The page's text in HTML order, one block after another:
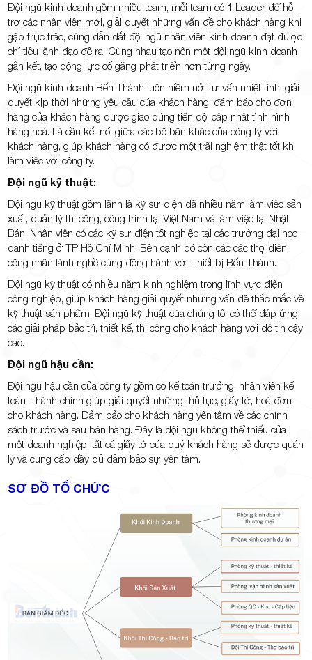
Đội ngũ kinh doanh gồm nhiều team, mỗi team có 1 Leader để hỗ
trợ các nhân viên mới, giải quyết những vấn đề cho khách hàng khi
gặp trục trặc, cùng dẫn dắt đội ngũ nhân viên kinh doanh đạt được
chỉ tiêu lãnh đạo đề ra. Cùng nhau tạo nên một đội ngũ kinh doanh
gắn kết, tạo động lực cố gắng phát triển hơn từng ngày.
Đội ngũ kinh doanh Bến Thành luôn niềm nở, tư vấn nhiệt tình, giải
quyết kịp thời những yêu cầu của khách hàng, đảm bảo cho đơn
hàng của khách hàng được giao đúng tiến độ, cập nhật tình hình
hàng hoá. Là cầu kết nối giữa các bộ bận khác của công ty với
khách hàng, giúp khách hàng có được một trãi nghiệm thật tốt khi
làm việc với công ty.
Đội ngũ kỹ thuật:
Đội ngũ kỹ thuật gồm lãnh là kỹ sư điện đã nhiều năm làm việc sản
xuất, quản lý thi công, công trình tại Việt Nam và làm việc tại Nhật
Bản. Nhân viên có các kỹ sư điện tốt nghiệp tại các trường đại học
danh tiếng ở TP Hồ Chí Minh. Bên cạnh đó còn các các thợ điện,
công nhân lành nghề cùng đồng hành với Thiết bị Bến Thành.
Đội ngũ kỹ thuật có nhiều năm kinh nghiệm trong lĩnh vực điện
công nghiệp, giúp khách hàng giải quyết những vấn đề thắc mắc về
kỹ thuật sản phẩm. Đội ngũ kỹ thuật của chúng tôi có thể đáp ứng
các giải pháp bảo trì, thiết kế, thi công cho khách hàng với độ tin cậy
cao.
Đội ngũ hậu cần:
Đội ngũ hậu cần của công ty gồm có kế toán trưởng, nhân viên kế
toán - hành chính giúp giải quyết những thủ tục, giấy tờ, hoá đơn
cho khách hàng. Đảm bảo cho khách hàng yên tâm về các chính
sách trước và sau bán hàng. Đây là đội ngũ không thể thiếu của
một doanh nghiệp, tất cả giấy tờ của quý khách hàng sẽ được quản
lý và cung cấp đầy đủ đảm bảo sự yên tâm.
SƠ ĐỒ TỔ CHỨC